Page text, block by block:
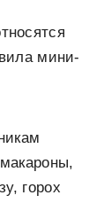
мини-
горох